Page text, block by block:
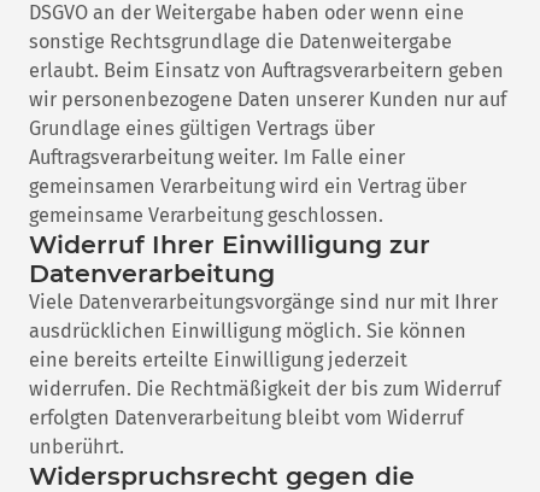
DSGVO an der Weitergabe haben oder wenn eine
sonstige Rechtsgrundlage die Datenweitergabe
erlaubt. Beim Einsatz von Auftragsverarbeitern geben
wir personenbezogene Daten unserer Kunden nur auf
Grundlage eines gültigen Vertrags über
Auftragsverarbeitung weiter. Im Falle einer
gemeinsamen Verarbeitung wird ein Vertrag über
gemeinsame Verarbeitung geschlossen.
Widerruf Ihrer Einwilligung zur
Datenverarbeitung
Viele Datenverarbeitungsvorgänge sind nur mit Ihrer
ausdrücklichen Einwilligung möglich. Sie können
eine bereits erteilte Einwilligung jederzeit
widerrufen. Die Rechtmäßigkeit der bis zum Widerruf
erfolgten Datenverarbeitung bleibt vom Widerruf
unberührt.
Widerspruchsrecht gegen die